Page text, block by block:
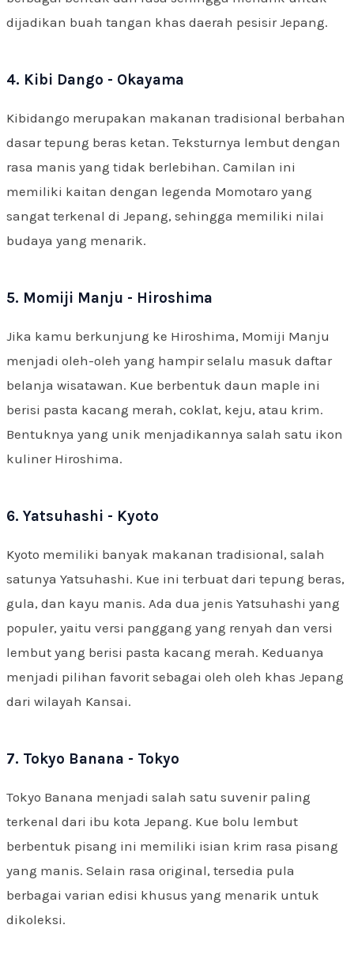
dijadikan buah tangan khas daerah pesisir Jepang.
4. Kibi Dango - Okayama
Kibidango merupakan makanan tradisional berbahan
dasar tepung beras ketan. Teksturnya lembut dengan
rasa manis yang tidak berlebihan. Camilan ini
memiliki kaitan dengan legenda Momotaro yang
sangat terkenal di Jepang, sehingga memiliki nilai
budaya yang menarik.
5. Momiji Manju - Hiroshima
Jika kamu berkunjung ke Hiroshima, Momiji Manju
menjadi oleh-oleh yang hampir selalu masuk daftar
belanja wisatawan. Kue berbentuk daun maple ini
berisi pasta kacang merah, coklat, keju, atau krim.
Bentuknya yang unik menjadikannya salah satu ikon
kuliner Hiroshima.
6. Yatsuhashi - Kyoto
Kyoto memiliki banyak makanan tradisional, salah
satunya Yatsuhashi. Kue ini terbuat dari tepung beras,
gula, dan kayu manis. Ada dua jenis Yatsuhashi yang
populer, yaitu versi panggang yang renyah dan versi
lembut yang berisi pasta kacang merah. Keduanya
menjadi pilihan favorit sebagai oleh oleh khas Jepang
dari wilayah Kansai.
7. Tokyo Banana - Tokyo
Tokyo Banana menjadi salah satu suvenir paling
terkenal dari ibu kota Jepang. Kue bolu lembut
berbentuk pisang ini memiliki isian krim rasa pisang
yang manis. Selain rasa original, tersedia pula
berbagai varian edisi khusus yang menarik untuk
dikoleksi.